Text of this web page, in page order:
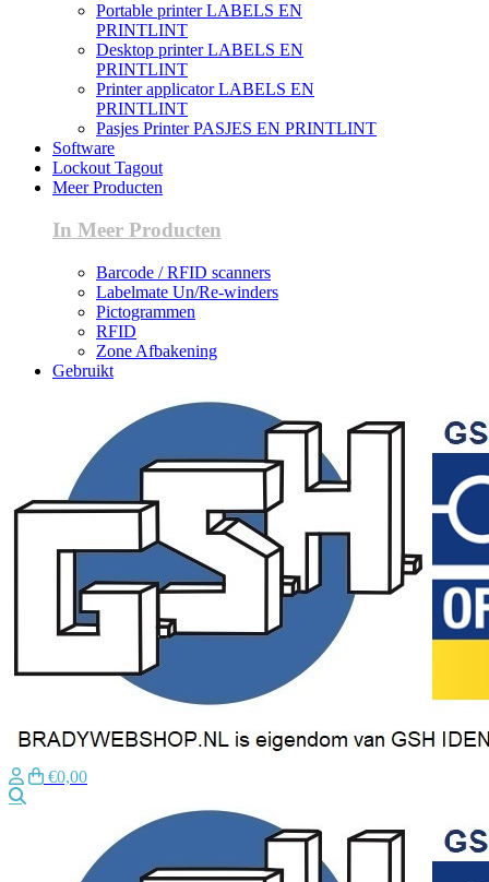
Portable printer LABELS EN
PRINTLINT
Desktop printer LABELS EN
PRINTLINT
Printer applicator LABELS EN
PRINTLINT
Pasjes Printer PASJES EN PRINTLINT
Software
Lockout Tagout
Meer Producten
In Meer Producten
Barcode / RFID scanners
Labelmate Un/Re-winders
Pictogrammen
RFID
Zone Afbakening
Gebruikt
€0,00